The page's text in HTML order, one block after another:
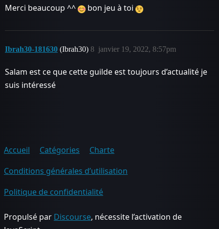
Merci beaucoup ^^ bon jeu à toi
Ibrah30-181630 (Ibrah30) janvier 19, 2022, 8:57pm
8
Salam est ce que cette guilde est toujours d’actualité je
suis intéressé
Accueil Catégories
Charte
Conditions générales d’utilisation
Politique de confidentialité
Propulsé par Discourse, nécessite l’activation de